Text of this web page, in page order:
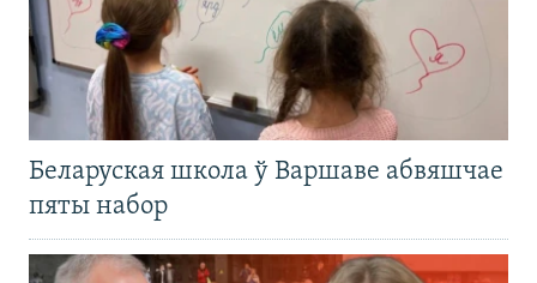
Беларуская школа ў Варшаве абвяшчае
пяты набор